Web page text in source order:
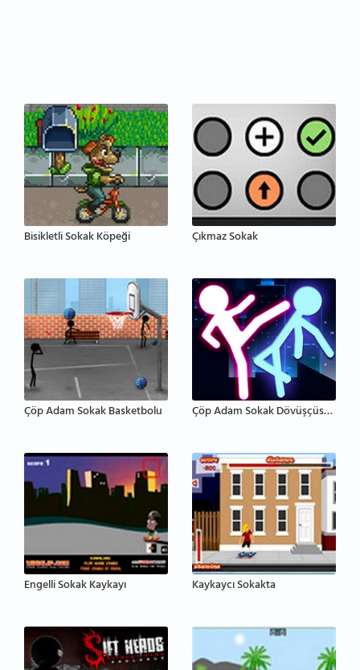
Bisikletli Sokak Köpeği Çıkmaz Sokak
Çöp Adam Sokak Basketbolu Çöp Adam Sokak Dövüşçüsü 3D
Engelli Sokak Kaykayı Kaykaycı Sokakta